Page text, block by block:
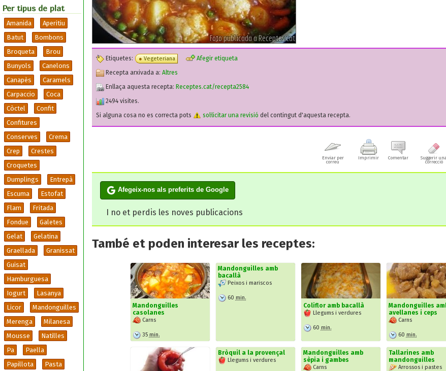
Per tipus de plat
Amanida
Aperitiu
Batut
Bombons
Broqueta
Brou
Bunyols
Canelons
Canapès
Caramels
Carpaccio
Coca
Còctel
Confit
Confitures
Conserves
Crema
Crep
Crestes
Croquetes
Dumplings
Entrepà
Escuma
Estofat
Flam
Fritada
Fondue
Galetes
Gelat
Gelatina
Graellada
Granissat
Guisat
Hamburguesa
Iogurt
Lasanya
Licor
Mandonguilles
Merenga
Milanesa
Mousse
Natilles
Pa
Paella
Papillota
Pasta
Etiquetes: Vegeteriana
Afegir etiqueta
Recepta arxivada a: Altres
Enllaça aquesta recepta: Receptes.cat/recepta2584
2494 visites.
Si alguna cosa no es correcta pots
sol·licitar una revisió del contingut d'aquesta recepta.
Enviar per
correu
Imprimir Comentar
Suggerir
correcció
Afegeix-nos als preferits de Google
I no et perdis les noves publicacions
També et poden interesar les receptes:
Mandonguilles
casolanes
Carns
35 min.
Mandonguilles amb
bacallà
Peixos i mariscos
60 min.
Coliflor amb bacallà
Llegums i verdures
60 min.
Mandonguilles
avellanes i ceps
Carns
60 min.
Bròquil a la provençal
Llegums i verdures
Mandonguilles amb
sèpia i gambes
Carns
Tallarines amb
mandonguilles
Arrossos i pastes